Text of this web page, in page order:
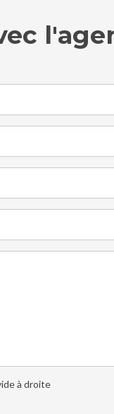
à droite